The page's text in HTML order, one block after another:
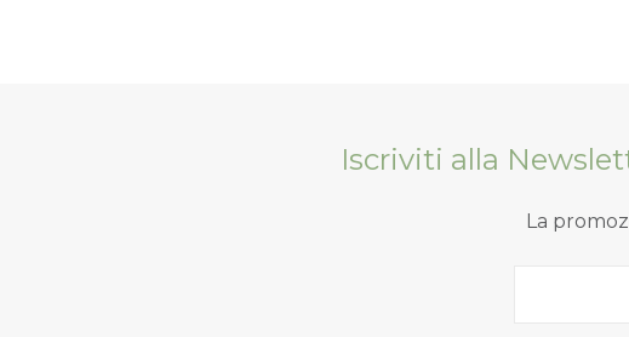
Iscriviti alla
La